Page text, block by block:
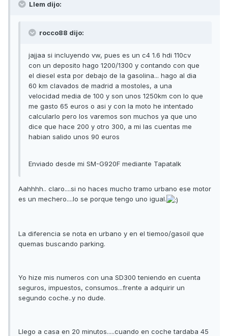
Llem dijo:
rocco88 dijo:
jajjaa si incluyendo vw, pues es un c4 1.6 hdi 110cv
con un deposito hago 1200/1300 y contando con que
el diesel esta por debajo de la gasolina... hago al dia
60 km clavados de madrid a mostoles, a una
velocidad media de 100 y son unos 1250km con lo que
me gasto 65 euros o asi y con la moto he intentado
calcularlo pero los varemos son muchos ya que uno
dice que hace 200 y otro 300, a mi las cuentas me
habian salido unos 90 euros
Enviado desde mi SM-G920F mediante Tapatalk
Aahhhh.. claro....si no haces mucho tramo urbano ese motor
es un mechero....lo se porque tengo uno igual.
La diferencia se nota en urbano y en el tiemoo/gasoil que
quemas buscando parking.
Yo hize mis numeros con una SD300 teniendo en cuenta
seguros, impuestos, consumos...frente a adquirir un
segundo coche..y no dude.
Llego a casa en 20 minutos.....cuando en coche tardaba 45